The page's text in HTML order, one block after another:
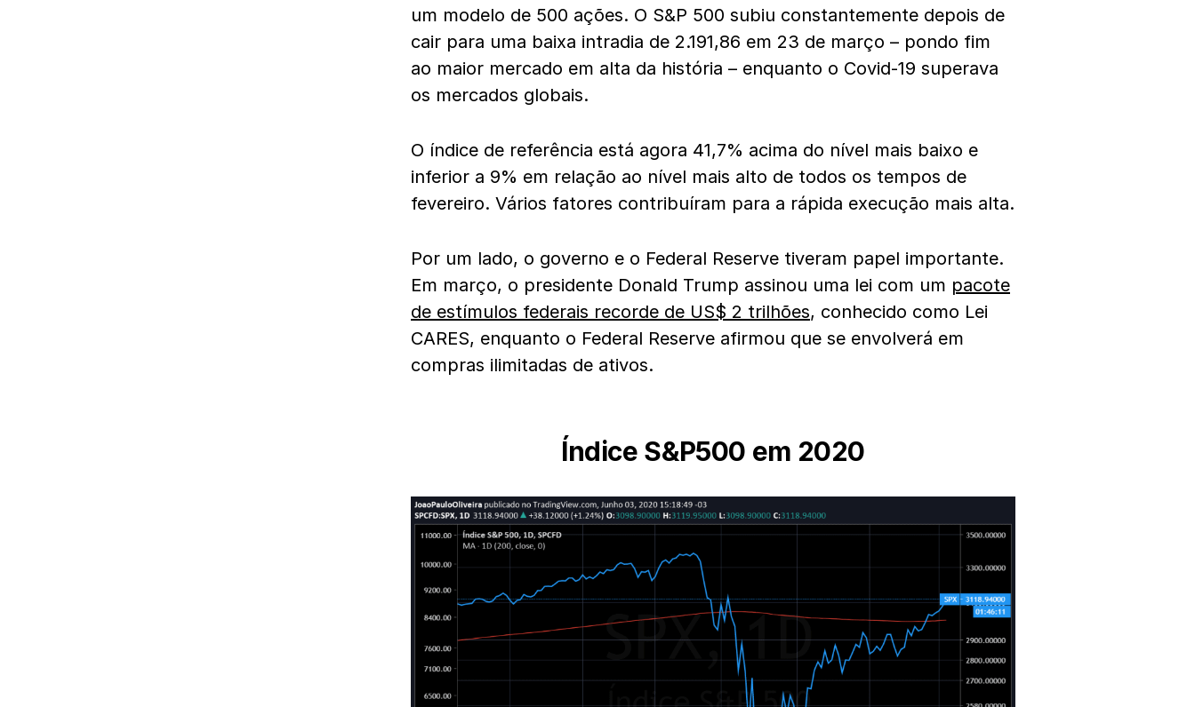
um modelo de 500 ações. O S&P 500 subiu constantemente depois de
cair para uma baixa intradia de 2.191,86 em 23 de março – pondo fim
ao maior mercado em alta da história – enquanto o Covid-19 superava
os mercados globais.
O índice de referência está agora 41,7% acima do nível mais baixo e
inferior a 9% em relação ao nível mais alto de todos os tempos de
fevereiro. Vários fatores contribuíram para a rápida execução mais alta.
Por um lado, o governo e o Federal Reserve tiveram papel importante.
Em março, o presidente Donald Trump assinou uma lei com um pacote
de estímulos federais recorde de US$ 2 trilhões, conhecido como Lei
CARES, enquanto o Federal Reserve afirmou que se envolverá em
compras ilimitadas de ativos.
Índice S&P500 em 2020